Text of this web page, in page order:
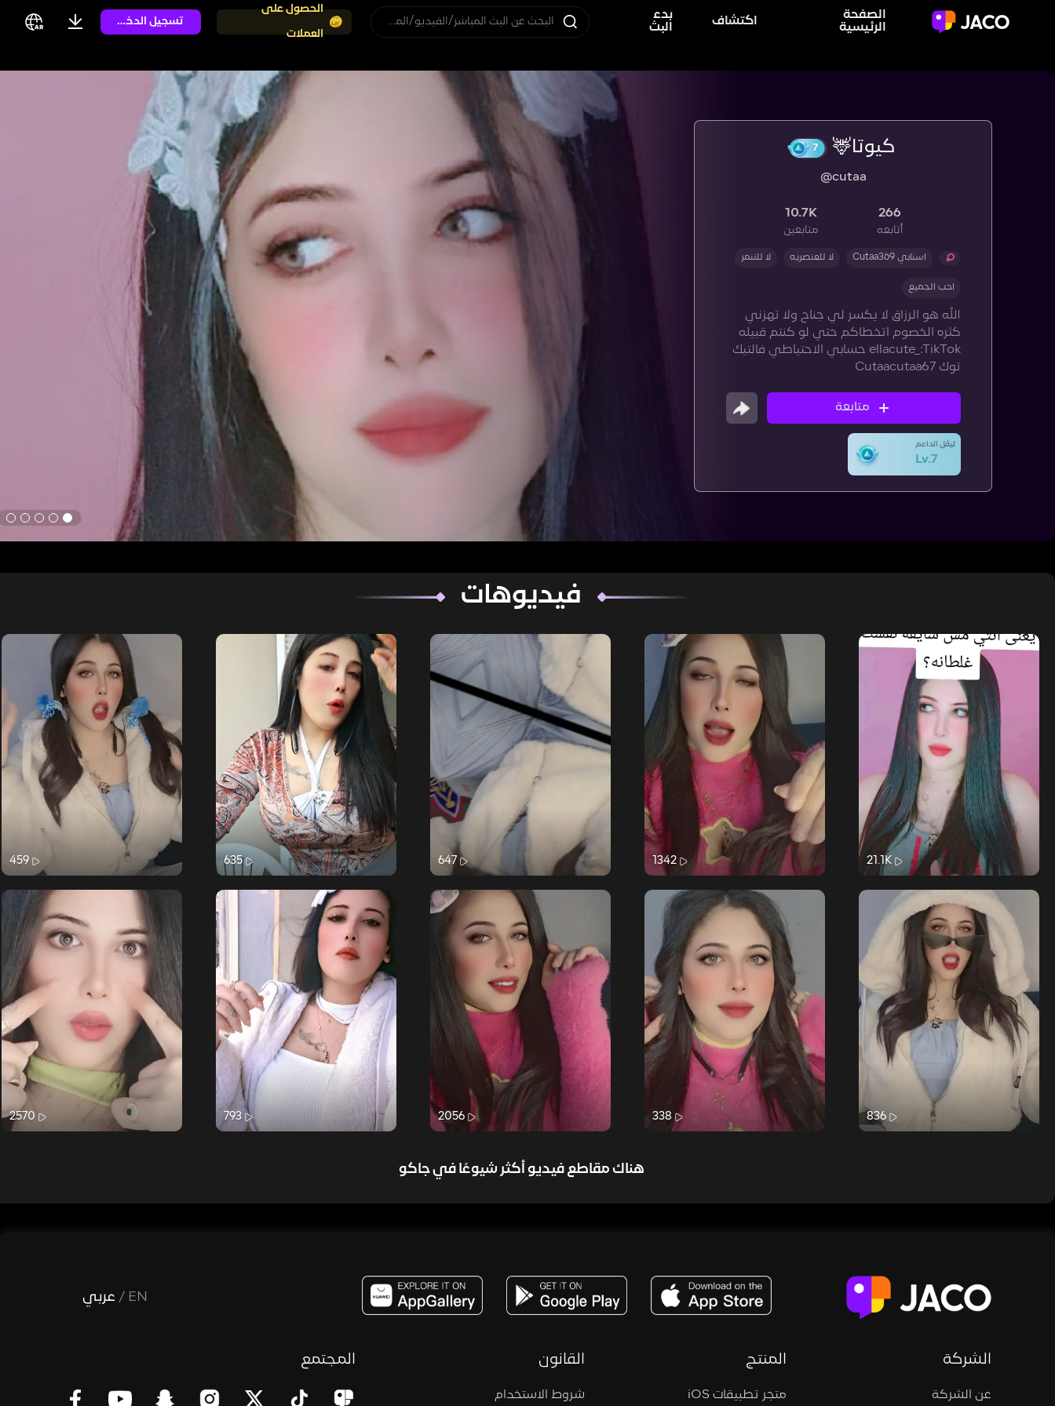
الصفحة
الرئيسية
اكتشاف
بدء
البث
البحث عن البث المباشر/الفيديو/المستخدم
الحصول على
العملات
تسجيل الدخول
كيوتا🦌
@cutaa
266
أتابعه
10.7K
متابعين
اسنابي Cutaa369 لا للعنصريه لا للتنمر
احب الجميع
الله هو الرزاق لا يكسر لي جناح ولا تهزني
كثره الخصوم اتخطاكم حتي لو كنتم قبيله
ellacute_:TikTok حسابي الاحتياطي فالتيك
توك Cutaacutaa67
متابعة
ليڤل الداعم
Lv.7
فيديوهات
21.1K
1342
647
635
459
836
338
2056
793
2570
هناك مقاطع فيديو أكثر شيوعًا في جاكو
EN
/ عربي
الشركة
عن الشركة
المنتج
متجر تطبيقات iOS
القانون
شروط الاستخدام
المجتمع